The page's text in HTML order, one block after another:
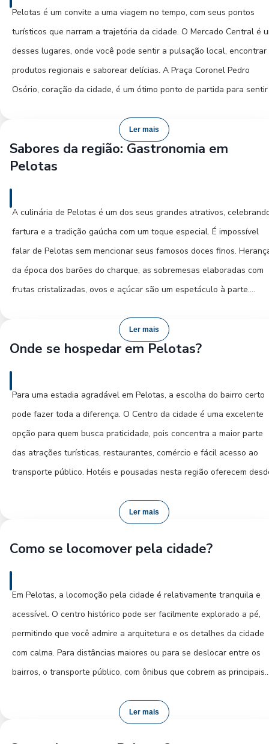
momento de contemplação. À noite, o centro ganha vida com
restaurantes que oferecem desde a culinária local até opções
contemporâneas. Não deixe de conferir a cena cultural com
apresentações e eventos que frequentemente acontecem na
muitas vezes gratuitos ou com preços acessíveis.
Pelotas é um convite a uma viagem no tempo, com seus pontos
turísticos que narram a trajetória da cidade. O Mercado Central é
desses lugares, onde você pode sentir a pulsação local, encontrar
produtos regionais e saborear delícias. A Praça Coronel Pedro
Osório, coração da cidade, é um ótimo ponto de partida para
Pedra e o Solar Sampaio são testemunhas silenciosas da época de
ouro do charque. A Catedral de São Francisco de Paula, com sua
arquitetura imponente, é outro local de grande relevância
dos Patos, um cenário natural de rara beleza, proporciona vistas
Ler mais
Sabores da região: Gastronomia em
Pelotas
A culinária de Pelotas é um dos seus grandes atrativos,
fartura e a tradição gaúcha com um toque especial. É impossível
falar de Pelotas sem mencionar seus famosos doces finos.
da época dos barões do charque, as sobremesas elaboradas com
frutas cristalizadas, ovos e açúcar são um espetáculo à parte.
de outros quitutes em confeitarias tradicionais. Além dos doces, a
cidade oferece o autêntico churrasco gaúcho, com cortes
Ler mais
Onde se hospedar em Pelotas?
Para uma estadia agradável em Pelotas, a escolha do bairro certo
pode fazer toda a diferença. O Centro da cidade é uma excelente
opção para quem busca praticidade, pois concentra a maior parte
das atrações turísticas, restaurantes, comércio e fácil acesso ao
transporte público. Hotéis e pousadas nesta região oferecem
A região do Laranjal, por outro lado, é ideal para quem prefere um
oferecendo pousadas charmosas e com vistas privilegiadas. Para
Ler mais
Como se locomover pela cidade?
Em Pelotas, a locomoção pela cidade é relativamente tranquila e
acessível. O centro histórico pode ser facilmente explorado a pé,
permitindo que você admire a arquitetura e os detalhes da cidade
com calma. Para distâncias maiores ou para se deslocar entre os
bairros, o transporte público, com ônibus que cobrem as principais
por carro também estão disponíveis e oferecem comodidade,
Ler mais